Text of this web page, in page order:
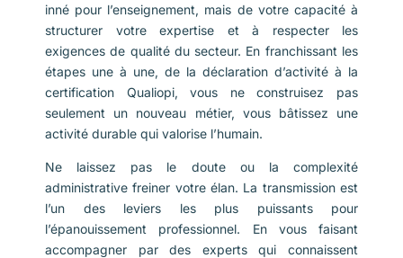
inné pour l’enseignement, mais de votre capacité à
structurer votre expertise et à respecter les
exigences de qualité du secteur. En franchissant les
étapes une à une, de la déclaration d’activité à la
certification Qualiopi, vous ne construisez pas
seulement un nouveau métier, vous bâtissez une
activité durable qui valorise l’humain.
Ne laissez pas le doute ou la complexité
administrative freiner votre élan. La transmission est
l’un des leviers les plus puissants pour
l’épanouissement professionnel. En vous faisant
accompagner par des experts qui connaissent